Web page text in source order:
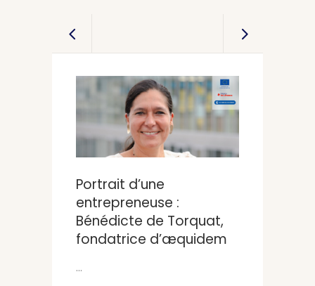
Portrait d’une
entrepreneuse :
Bénédicte de Torquat,
fondatrice d’æquidem
...